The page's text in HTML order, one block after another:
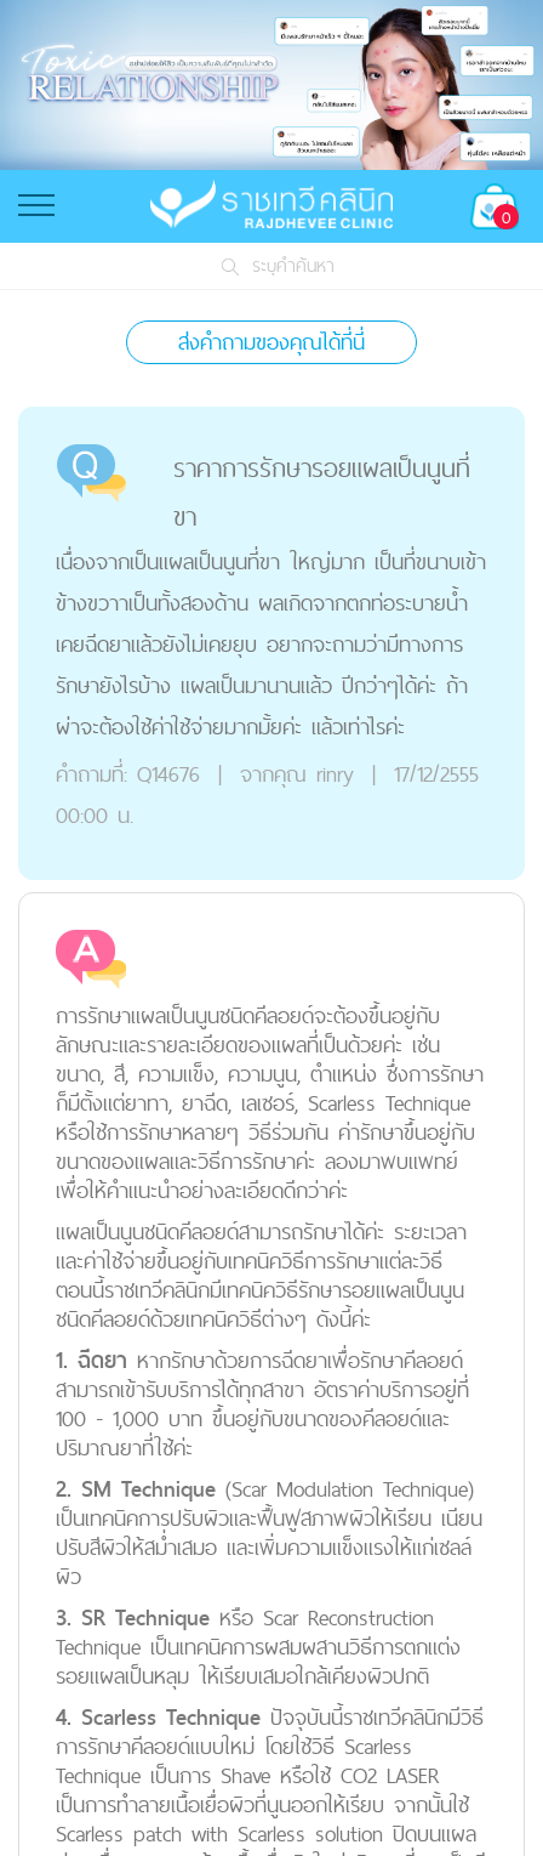
0
ระบุคำค้นหา
ส่งคำถามของคุณได้ที่นี่
ราคาการรักษารอยแผลเป็นนูนที่
ขา
เนื่องจากเป็นแผลเป็นนูนที่ขา ใหญ่มาก เป็นที่ขนาบเข้า
ข้างขวาาเป็นทั้งสองด้าน ผลเกิดจากตกท่อระบายน้ำ
เคยฉีดยาแล้วยังไม่เคยยุบ อยากจะถามว่ามีทางการ
รักษายังไรบ้าง แผลเป็นมานานแล้ว ปีกว่่าๆได้ค่ะ ถ้า
ผ่าจะต้องใช้ค่าใช้จ่ายมากมั้ยค่ะ แล้วเท่าไรค่ะ
คำถามที่: Q14676 | จากคุณ rinry | 17/12/2555
00:00 น.
การรักษาแผลเป็นนูนชนิดคีลอยด์จะต้องขึ้นอยู่กับ
ลักษณะและรายละเอียดของแผลที่เป็นด้วยค่ะ เช่น
ขนาด, สี, ความแข็ง, ความนูน, ตำแหน่ง ซึ่งการรักษา
ก็มีตั้งแต่ยาทา, ยาฉีด, เลเซอร์, Scarless Technique
หรือใช้การรักษาหลายๆ วิธีร่วมกัน ค่ารักษาขึ้นอยู่กับ
ขนาดของแผลและวิธีการรักษาค่ะ ลองมาพบแพทย์
เพื่อให้คำแนะนำอย่างละเอียดดีกว่าค่ะ
แผลเป็นนูนชนิดคีลอยด์สามารถรักษาได้ค่ะ ระยะเวลา
และค่าใช้จ่ายขึ้นอยู่กับเทคนิควิธีการรักษาแต่ละวิธี
ตอนนี้ราชเทวีคลินิกมีเทคนิควิธีรักษารอยแผลเป็นนูน
ชนิดคีลอยด์ด้วยเทคนิควิธีต่างๆ ดังนี้ค่ะ
1. ฉีดยา หากรักษาด้วยการฉีดยาเพื่อรักษาคีลอยด์
สามารถเข้ารับบริการได้ทุกสาขา อัตราค่าบริการอยู่ที่
100 - 1,000 บาท ขึ้นอยู่กับขนาดของคีลอยด์และ
ปริมาณยาที่ใช้ค่ะ
2. SM Technique (Scar Modulation Technique)
เป็นเทคนิคการปรับผิวและฟื้นฟูสภาพผิวให้เรียน เนียน
ปรับสีผิวให้สม่ำเสมอ และเพิ่มความแข็งแรงให้แก่เซลล์
ผิว
3. SR Technique หรือ Scar Reconstruction
Technique เป็นเทคนิคการผสมผสานวิธีการตกแต่ง
รอยแผลเป็นหลุม ให้เรียบเสมอใกล้เคียงผิวปกติ
4. Scarless Technique ปัจจุบันนี้ราชเทวีคลินิกมีวิธี
การรักษาคีลอยด์แบบใหม่ โดยใช้วิธี Scarless
Technique เป็นการ Shave หรือใช้ CO2 LASER
เป็นการทำลายเนื้อเยื่อผิวที่นูนออกให้เรียบ จากนั้นใช้
Scarless patch with Scarless solution ปิดบนแผล